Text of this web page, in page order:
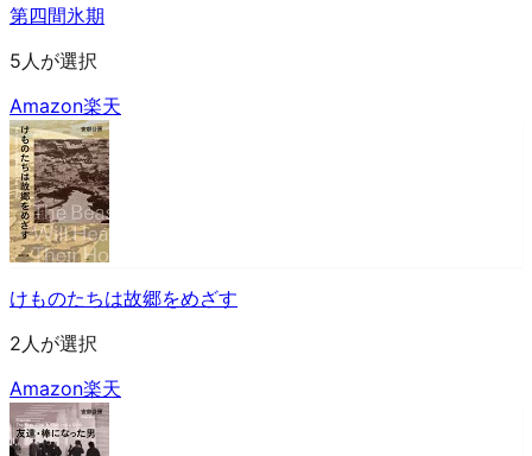
第四間氷期
5人が選択
Amazon楽天
けものたちは故郷をめざす
2人が選択
Amazon楽天